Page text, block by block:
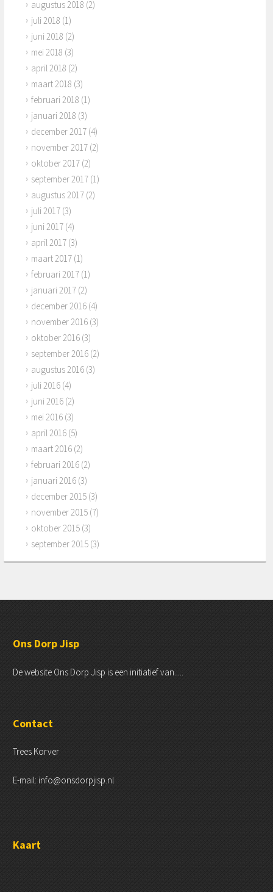
augustus 2018 (2)
juli 2018 (1)
juni 2018 (2)
mei 2018 (3)
april 2018 (2)
maart 2018 (3)
februari 2018 (1)
januari 2018 (3)
december 2017 (4)
november 2017 (2)
oktober 2017 (2)
september 2017 (1)
augustus 2017 (2)
juli 2017 (3)
juni 2017 (4)
april 2017 (3)
maart 2017 (1)
februari 2017 (1)
januari 2017 (2)
december 2016 (4)
november 2016 (3)
oktober 2016 (3)
september 2016 (2)
augustus 2016 (3)
juli 2016 (4)
juni 2016 (2)
mei 2016 (3)
april 2016 (5)
maart 2016 (2)
februari 2016 (2)
januari 2016 (3)
december 2015 (3)
november 2015 (7)
oktober 2015 (3)
september 2015 (3)
Ons Dorp Jisp
De website Ons Dorp Jisp is een initiatief van.....
Contact
Trees Korver
E-mail: info@onsdorpjisp.nl
Kaart